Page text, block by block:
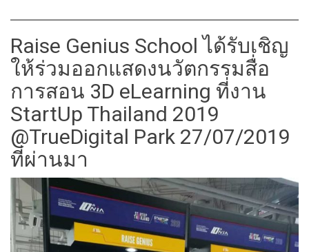
Raise Genius School ได้รับเชิญ
ให้ร่วมออกแสดงนวัตกรรมสื่อ
การสอน 3D eLearning ที่งาน
StartUp Thailand 2019
@TrueDigital Park 27/07/2019
ที่ผ่านมา